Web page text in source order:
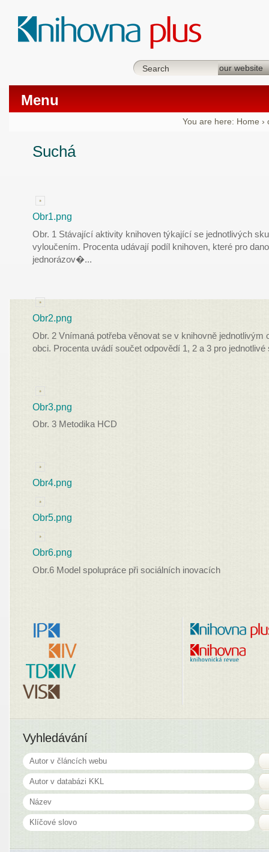
Menu
You are here: Home ›
Suchá
Obr1.png
Obr. 1 Stávající aktivity knihoven týkající se jednotlivých
vyloučením. Procenta udávají podíl knihoven, které pro
jednorázov�...
Obr2.png
Obr. 2 Vnímaná potřeba věnovat se v knihovně jednotlivým
obci. Procenta uvádí součet odpovědí 1, 2 a 3 pro jednotlivé
Obr3.png
Obr. 3 Metodika HCD
Obr4.png
Obr5.png
Obr6.png
Obr.6 Model spolupráce při sociálních inovacích
Vyhledávání